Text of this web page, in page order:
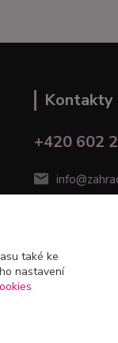
Kontakty
+420 602
také ke
nastavení